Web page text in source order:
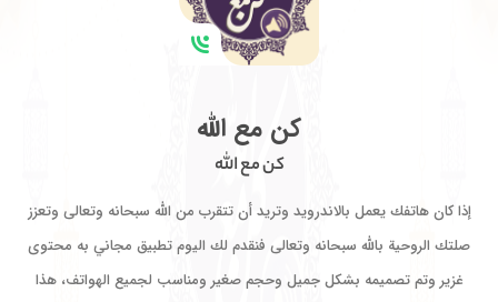
كن مع الله
كن مع الله
إذا كان هاتفك يعمل بالاندرويد وتريد أن تتقرب من الله سبحانه وتعالى وتعزز
صلتك الروحية بالله سبحانه وتعالى فنقدم لك اليوم تطبيق مجاني به محتوى
غزير وتم تصميمه بشكل جميل وحجم صغير ومناسب لجميع الهواتف، هذا